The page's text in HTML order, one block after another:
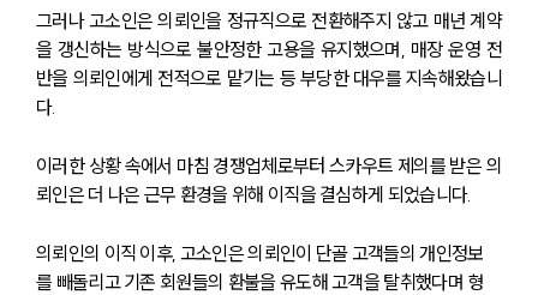
그러나 고소인은 의뢰인을 정규직으로 전환해주지 않고 매년 계약
을 갱신하는 방식으로 불안정한 고용을 유지했으며, 매장 운영 전
반을 의뢰인에게 전적으로 맡기는 등 부당한 대우를 지속해왔습니
다.
이러한 상황 속에서 마침 경쟁업체로부터 스카우트 제의를 받은 의
뢰인은 더 나은 근무 환경을 위해 이직을 결심하게 되었습니다.
의뢰인의 이직 이후, 고소인은 의뢰인이 단골 고객들의 개인정보
를 빼돌리고 기존 회원들의 환불을 유도해 고객을 탈취했다며 형